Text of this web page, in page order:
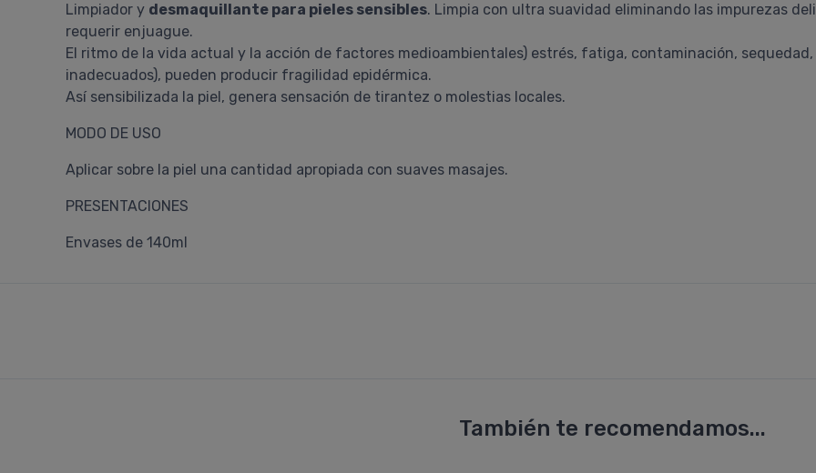
Limpiador y desmaquillante para pieles sensibles. Limpia con ultra suavidad eliminando las impurezas
requerir enjuague.
El ritmo de la vida actual y la acción de factores medioambientales) estrés, fatiga, contaminación,
inadecuados), pueden producir fragilidad epidérmica.
Así sensibilizada la piel, genera sensación de tirantez o molestias locales.
MODO DE USO
Aplicar sobre la piel una cantidad apropiada con suaves masajes.
PRESENTACIONES
Envases de 140ml
También te recomendamos...